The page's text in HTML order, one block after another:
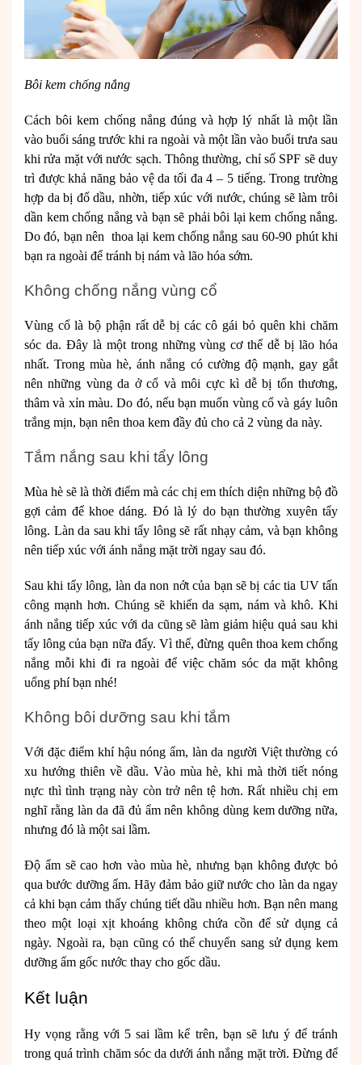
Bôi kem chống nắng
Cách bôi kem chống nắng đúng và hợp lý nhất là một lần
vào buổi sáng trước khi ra ngoài và một lần vào buổi trưa sau
khi rửa mặt với nước sạch. Thông thường, chỉ số SPF sẽ duy
trì được khả năng bảo vệ da tối đa 4 – 5 tiếng. Trong trường
hợp da bị đổ dầu, nhờn, tiếp xúc với nước, chúng sẽ làm trôi
dần kem chống nắng và bạn sẽ phải bôi lại kem chống nắng.
Do đó, bạn nên thoa lại kem chống nắng sau 60-90 phút khi
bạn ra ngoài để tránh bị nám và lão hóa sớm.
Không chống nắng vùng cổ
Vùng cổ là bộ phận rất dễ bị các cô gái bỏ quên khi chăm
sóc da. Đây là một trong những vùng cơ thể dễ bị lão hóa
nhất. Trong mùa hè, ánh nắng có cường độ mạnh, gay gắt
nên những vùng da ở cổ và môi cực kì dễ bị tổn thương,
thâm và xỉn màu. Do đó, nếu bạn muốn vùng cổ và gáy luôn
trắng mịn, bạn nên thoa kem đầy đủ cho cả 2 vùng da này.
Tắm nắng sau khi tẩy lông
Mùa hè sẽ là thời điểm mà các chị em thích diện những bộ đồ
gợi cảm để khoe dáng. Đó là lý do bạn thường xuyên tẩy
lông. Làn da sau khi tẩy lông sẽ rất nhạy cảm, và bạn không
nên tiếp xúc với ánh nắng mặt trời ngay sau đó.
Sau khi tẩy lông, làn da non nớt của bạn sẽ bị các tia UV tấn
công mạnh hơn. Chúng sẽ khiến da sạm, nám và khô. Khi
ánh nắng tiếp xúc với da cũng sẽ làm giảm hiệu quả sau khi
tẩy lông của bạn nữa đấy. Vì thế, đừng quên thoa kem chống
nắng mỗi khi đi ra ngoài để việc chăm sóc da mặt không
uổng phí bạn nhé!
Không bôi dưỡng sau khi tắm
Với đặc điểm khí hậu nóng ẩm, làn da người Việt thường có
xu hướng thiên về dầu. Vào mùa hè, khi mà thời tiết nóng
nực thì tình trạng này còn trở nên tệ hơn. Rất nhiều chị em
nghĩ rằng làn da đã đủ ẩm nên không dùng kem dưỡng nữa,
nhưng đó là một sai lầm.
Độ ẩm sẽ cao hơn vào mùa hè, nhưng bạn không được bỏ
qua bước dưỡng ẩm. Hãy đảm bảo giữ nước cho làn da ngay
cả khi bạn cảm thấy chúng tiết dầu nhiều hơn. Bạn nên mang
theo một loại xịt khoáng không chứa cồn để sử dụng cả
ngày. Ngoài ra, bạn cũng có thể chuyển sang sử dụng kem
dưỡng ẩm gốc nước thay cho gốc dầu.
Kết luận
Hy vọng rằng với 5 sai lầm kể trên, bạn sẽ lưu ý để tránh
trong quá trình chăm sóc da dưới ánh nắng mặt trời. Đừng để